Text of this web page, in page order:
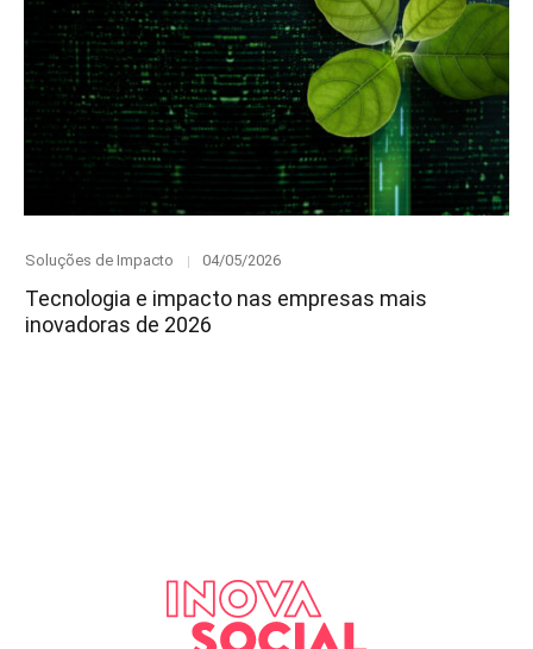
Category
Soluções de Impacto
Posted
04/05/2026
Tecnologia e impacto nas empresas mais
inovadoras de 2026